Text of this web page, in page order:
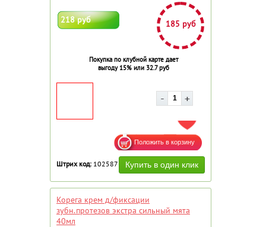
218 руб 185 руб
Покупка по клубной карте дает
выгоду 15% или 32.7 руб
ДОБАВИТЬ В ИЗБРАННОЕ
Штрих код: 102587
Корега крем д/фиксации
зубн.протезов экстра сильный мята
40мл